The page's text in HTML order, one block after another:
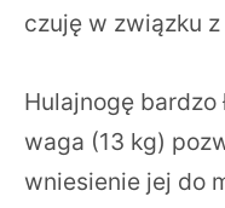
czuję w związku
Hulajnogę bardzo
waga (13 kg)
wniesienie jej do